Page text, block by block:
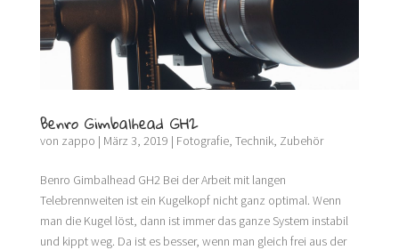
Benro Gimbalhead GH2
von zappo | März 3, 2019 | Fotografie, Technik, Zubehör
Benro Gimbalhead GH2 Bei der Arbeit mit langen
Telebrennweiten ist ein Kugelkopf nicht ganz optimal. Wenn
man die Kugel löst, dann ist immer das ganze System instabil
und kippt weg. Da ist es besser, wenn man gleich frei aus der